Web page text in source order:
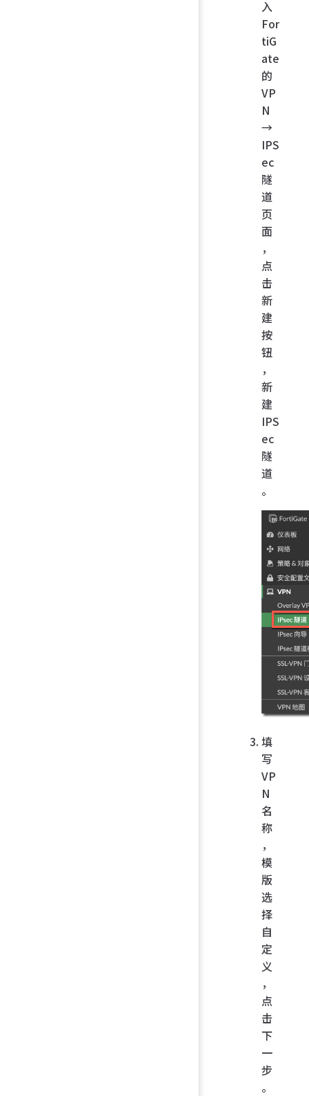
入
For
tiG
ate
的
VP
N
→
IPS
ec
隧
道
页
面
，
点
击
新
建
按
钮
，
新
建
IPS
ec
隧
道
。
填
写
VP
N
名
称
，
模
版
选
择
自
定
义
，
点
击
下
一
步
。